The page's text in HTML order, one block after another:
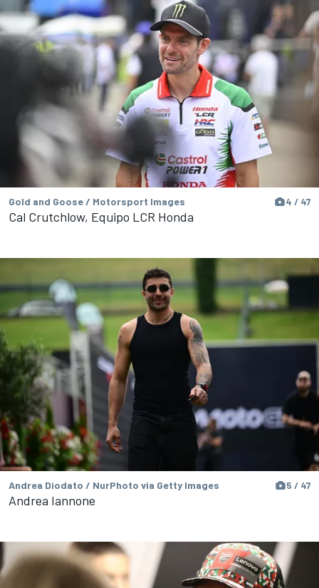
Gold and Goose / Motorsport Images 4 / 47
Cal Crutchlow, Equipo LCR Honda
Andrea Diodato / NurPhoto via Getty Images 5 / 47
Andrea Iannone